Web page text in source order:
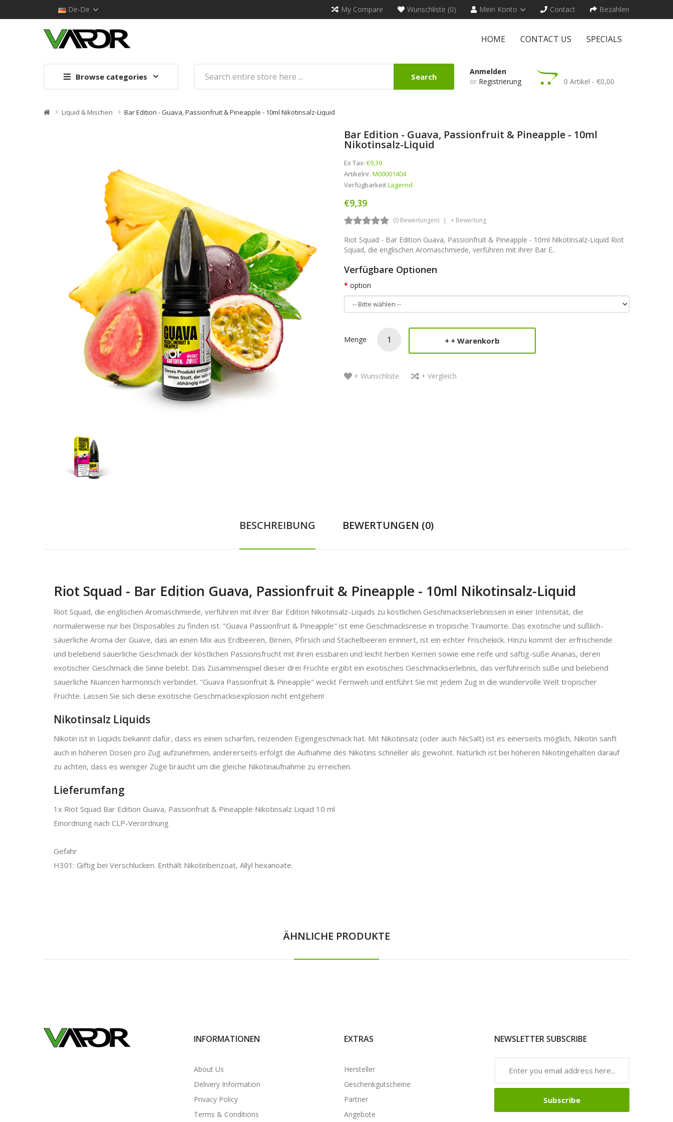
De-De My Compare Wunschliste (0) Mein Konto Contact Bezahlen
HOME CONTACT US SPECIALS
Browse categories Search
Anmelden
or Registrierung 0 Artikel - €0,00
Liquid & Mischen Bar Edition - Guava, Passionfruit & Pineapple - 10ml Nikotinsalz-Liquid
Bar Edition - Guava, Passionfruit & Pineapple - 10ml
Nikotinsalz-Liquid
Ex Tax: €9,39
Artikelnr. M00001404
VerfügbarkeitLagernd
€9,39
(0 Bewertungen) + Bewertung
Riot Squad - Bar Edition Guava, Passionfruit & Pineapple - 10ml Nikotinsalz-Liquid Riot
Squad, die englischen Aromaschmiede, verführen mit ihrer Bar E..
Verfügbare Optionen
option
Menge + Warenkorb
+ Wunschliste + Vergleich
BESCHREIBUNG BEWERTUNGEN (0)
Riot Squad - Bar Edition Guava, Passionfruit & Pineapple - 10ml Nikotinsalz-Liquid
Riot Squad, die englischen Aromaschmiede, verführen mit ihrer Bar Edition Nikotinsalz-Liquids zu köstlichen Geschmackserlebnissen in einer Intensität, die
normalerweise nur bei Disposables zu finden ist. "Guava Passionfruit & Pineapple" ist eine Geschmacksreise in tropische Traumorte. Das exotische und süßlich-
säuerliche Aroma der Guave, das an einen Mix aus Erdbeeren, Birnen, Pfirsich und Stachelbeeren erinnert, ist ein echter Frischekick. Hinzu kommt der erfrischende
und belebend säuerliche Geschmack der köstlichen Passionsfrucht mit ihren essbaren und leicht herben Kernen sowie eine reife und saftig-süße Ananas, deren
exotischer Geschmack die Sinne belebt. Das Zusammenspiel dieser drei Früchte ergibt ein exotisches Geschmackserlebnis, das verführerisch süße und belebend
säuerliche Nuancen harmonisch verbindet. "Guava Passionfruit & Pineapple" weckt Fernweh und entführt Sie mit jedem Zug in die wundervolle Welt tropischer
Früchte. Lassen Sie sich diese exotische Geschmacksexplosion nicht entgehen!
Nikotinsalz Liquids
Nikotin ist in Liquids bekannt dafür, dass es einen scharfen, reizenden Eigengeschmack hat. Mit Nikotinsalz (oder auch NicSalt) ist es einerseits möglich, Nikotin sanft
auch in höheren Dosen pro Zug aufzunehmen, andererseits erfolgt die Aufnahme des Nikotins schneller als gewohnt. Natürlich ist bei höheren Nikotingehalten darauf
zu achten, dass es weniger Züge braucht um die gleiche Nikotinaufnahme zu erreichen.
Lieferumfang
1x Riot Squad Bar Edition Guava, Passionfruit & Pineapple Nikotinsalz Liquid 10 ml
Einordnung nach CLP-Verordnung
Gefahr
H301: Giftig bei Verschlucken. Enthält Nikotinbenzoat, Allyl hexanoate.
ÄHNLICHE PRODUKTE
INFORMATIONEN
About Us
Delivery Information
Privacy Policy
Terms & Conditions
EXTRAS
Hersteller
Geschenkgutscheine
Partner
Angebote
NEWSLETTER SUBSCRIBE
Subscribe